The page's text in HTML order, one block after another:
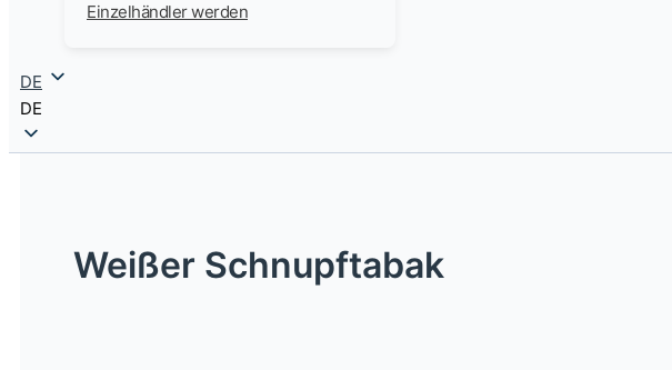
Einzelhändler werden
DE
DE
Weißer Schnupftabak